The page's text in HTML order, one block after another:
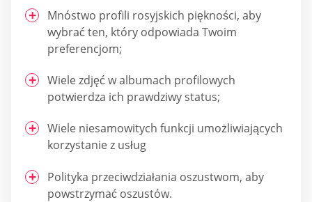
Mnóstwo profili rosyjskich piękności, aby
wybrać ten, który odpowiada Twoim
preferencjom;
Wiele zdjęć w albumach profilowych
potwierdza ich prawdziwy status;
Wiele niesamowitych funkcji umożliwiających
korzystanie z usług
Polityka przeciwdziałania oszustwom, aby
powstrzymać oszustów.